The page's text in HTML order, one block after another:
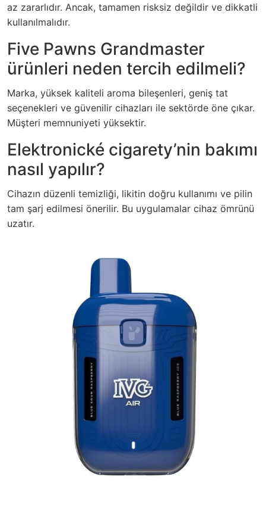
az zararlıdır. Ancak, tamamen risksiz değildir ve dikkatli
kullanılmalıdır.
Five Pawns Grandmaster
ürünleri neden tercih edilmeli?
Marka, yüksek kaliteli aroma bileşenleri, geniş tat
seçenekleri ve güvenilir cihazları ile sektörde öne çıkar.
Müşteri memnuniyeti yüksektir.
Elektronické cigarety’nin bakımı
nasıl yapılır?
Cihazın düzenli temizliği, likitin doğru kullanımı ve pilin
tam şarj edilmesi önerilir. Bu uygulamalar cihaz ömrünü
uzatır.